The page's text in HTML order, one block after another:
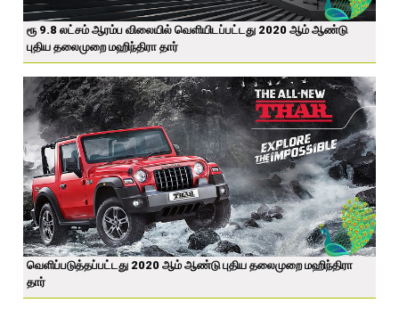
ரூ 9.8 லட்சம் ஆரம்ப விலையில் வெளியிடப்பட்டது 2020 ஆம் ஆண்டு
புதிய தலைமுறை மஹிந்திரா தார்
வெளிப்படுத்தப்பட்டது 2020 ஆம் ஆண்டு புதிய தலைமுறை மஹிந்திரா
தார்